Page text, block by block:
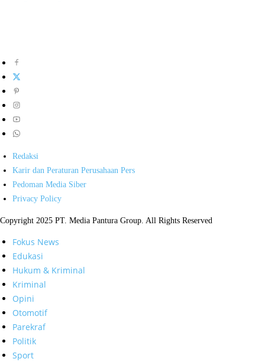
Redaksi
Karir dan Peraturan Perusahaan Pers
Pedoman Media Siber
Privacy Policy
Copyright 2025 PT. Media Pantura Group. All Rights Reserved
Fokus News
Edukasi
Hukum & Kriminal
Kriminal
Opini
Otomotif
Parekraf
Politik
Sport